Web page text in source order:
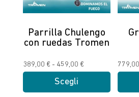
Parrilla Chulengo
con ruedas Tromen
389,00 € - 459,00 €Fascia
prezzo:
Scegli
779,00